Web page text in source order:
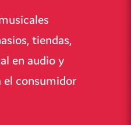
tiendas,
en audio y
el consumidor